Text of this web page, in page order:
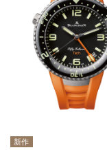
新作